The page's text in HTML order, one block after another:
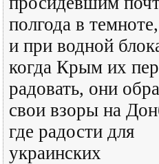
полгода в
и при водной
когда Крым их
радовать, они
свои взоры на
где радости для
украинских